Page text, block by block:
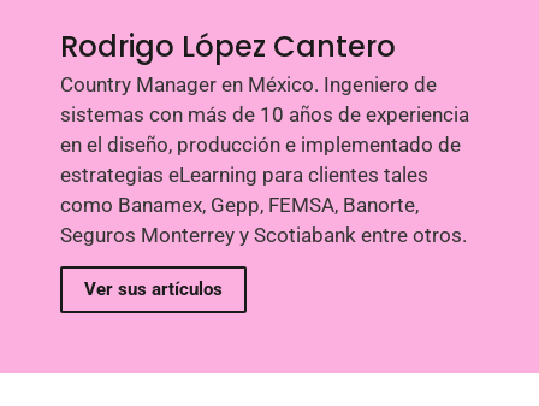
Rodrigo López Cantero
Country Manager en México. Ingeniero de
sistemas con más de 10 años de experiencia
en el diseño, producción e implementado de
estrategias eLearning para clientes tales
como Banamex, Gepp, FEMSA, Banorte,
Seguros Monterrey y Scotiabank entre otros.
Ver sus artículos